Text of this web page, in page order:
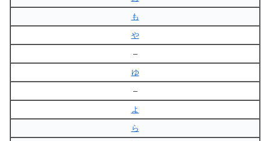
も
や
–
ゆ
–
よ
ら